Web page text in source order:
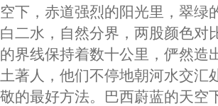
下，赤道强烈的阳光里，翠绿
二水，自然分界，两股颜色对
界线保持着数十公里，俨然造
著人，他们不停地朝河水交汇
的最好方法。巴西蔚蓝的天